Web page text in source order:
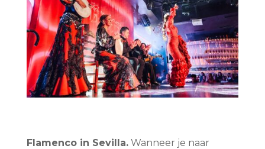
Flamenco in Sevilla.Wanneer je naar